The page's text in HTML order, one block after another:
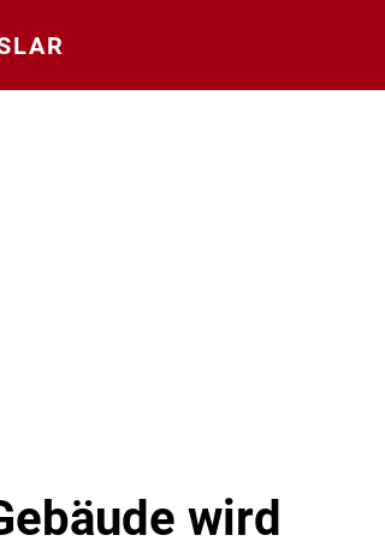
wird